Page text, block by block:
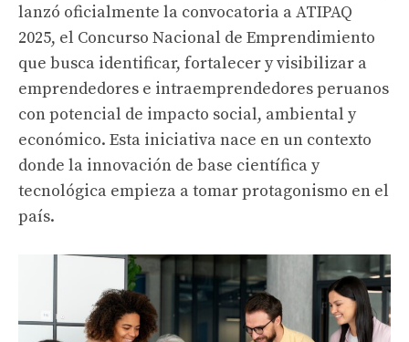
lanzó oficialmente la convocatoria a ATIPAQ
2025, el Concurso Nacional de Emprendimiento
que busca identificar, fortalecer y visibilizar a
emprendedores e intraemprendedores peruanos
con potencial de impacto social, ambiental y
económico. Esta iniciativa nace en un contexto
donde la innovación de base científica y
tecnológica empieza a tomar protagonismo en el
país.